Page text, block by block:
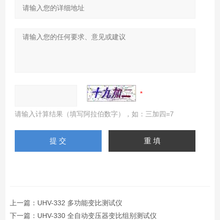
请输入计算结果（填写阿拉伯数字），如：三加四=7
上一篇： UHV-332 多功能变比测试仪
下一篇： UHV-330 全自动变压器变比组别测试仪